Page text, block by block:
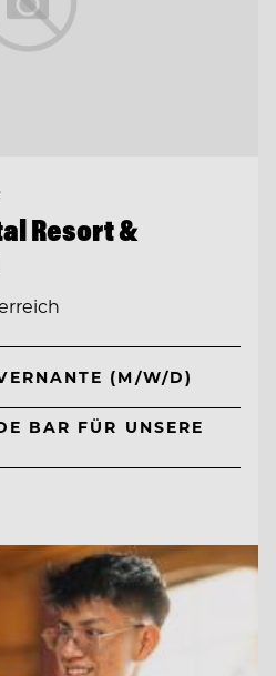
Resort &
(M/W/D)
BAR FÜR UNSERE